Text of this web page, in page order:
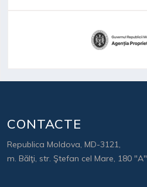
CONTACTE
Republica Moldova, MD-3121,
m. Bălţi, str. Ştefan cel Mare, 180 "A"